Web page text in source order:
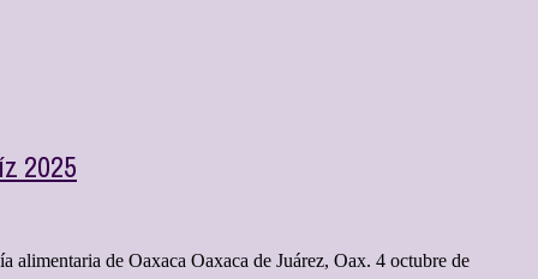
2025
alimentaria de Oaxaca Oaxaca de Juárez, Oax. 4 octubre de